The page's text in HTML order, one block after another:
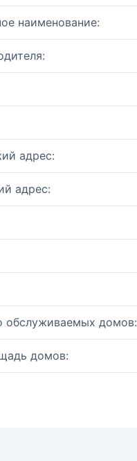
наименование:
адрес:
адрес:
обслуживаемых домов:
домов: